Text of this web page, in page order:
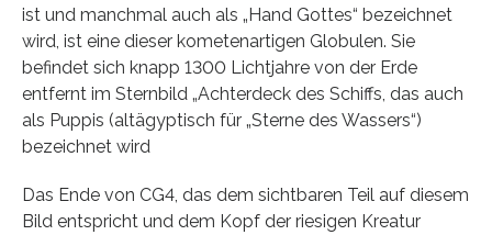
ist und manchmal auch als „Hand Gottes“ bezeichnet
wird, ist eine dieser kometenartigen Globulen. Sie
befindet sich knapp 1300 Lichtjahre von der Erde
entfernt im Sternbild „Achterdeck des Schiffs, das auch
als Puppis (altägyptisch für „Sterne des Wassers“)
bezeichnet wird
Das Ende von CG4, das dem sichtbaren Teil auf diesem
Bild entspricht und dem Kopf der riesigen Kreatur